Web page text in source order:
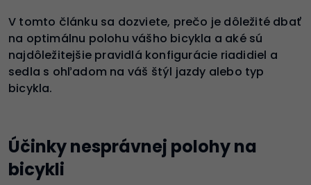
V tomto článku sa dozviete, prečo je dôležité dbať
na optimálnu polohu vášho bicykla a aké sú
najdôležitejšie pravidlá konfigurácie riadidiel a
sedla s ohľadom na váš štýl jazdy alebo typ
bicykla.
Účinky nesprávnej polohy na
bicykli